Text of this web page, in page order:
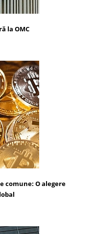
la OMC
comune: O alegere